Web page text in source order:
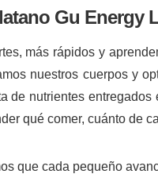
Gu Energy
más rápidos y
nuestros cuerpos y
de nutrientes
qué comer, cuánto de
que cada pequeño